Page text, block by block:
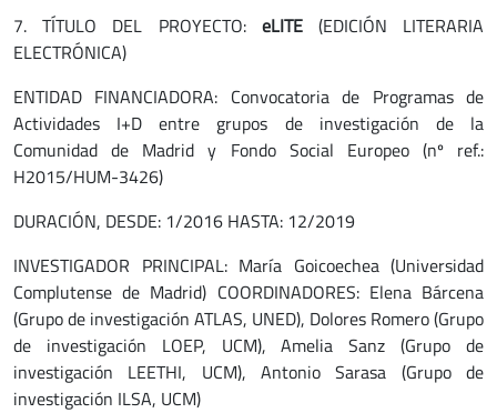
7. TÍTULO DEL PROYECTO: eLITE(EDICIÓN LITERARIA
ELECTRÓNICA)
ENTIDAD FINANCIADORA: Convocatoria de Programas de
Actividades I+D entre grupos de investigación de la
Comunidad de Madrid y Fondo Social Europeo (nº ref.:
H2015/HUM-3426)
DURACIÓN, DESDE: 1/2016 HASTA: 12/2019
INVESTIGADOR PRINCIPAL: María Goicoechea (Universidad
Complutense de Madrid) COORDINADORES: Elena Bárcena
(Grupo de investigación ATLAS, UNED), Dolores Romero (Grupo
de investigación LOEP, UCM), Amelia Sanz (Grupo de
investigación LEETHI, UCM), Antonio Sarasa (Grupo de
investigación ILSA, UCM)